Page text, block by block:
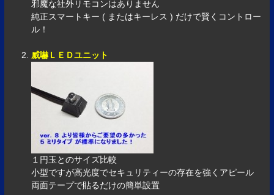
邪魔な社外リモコンはありません
純正スマートキー ( またはキーレス ) だけで賢くコントロー
ル！
威嚇ＬＥＤユニット
１円玉とのサイズ比較
小型ですが高光度でセキュリティーの存在を強くアピール
両面テープで貼るだけの簡単設置